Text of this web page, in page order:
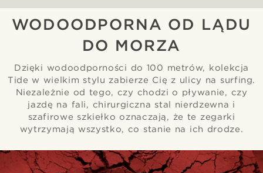
WODOODPORNA OD LĄDU
DO MORZA
Dzięki wodoodporności do 100 metrów, kolekcja
Tide w wielkim stylu zabierze Cię z ulicy na surfing.
Niezależnie od tego, czy chodzi o pływanie, czy
jazdę na fali, chirurgiczna stal nierdzewna i
szafirowe szkiełko oznaczają, że te zegarki
wytrzymają wszystko, co stanie na ich drodze.